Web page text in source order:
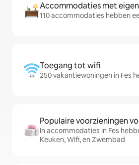
Accommodaties met
110 accommodaties hebben
Toegang tot wifi
250 vakantiewoningen in Fes
Populaire voorzieningen
In accommodaties in Fes
Keuken, Wifi, en Zwembad